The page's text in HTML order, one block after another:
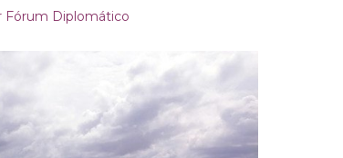
Fórum Diplomático